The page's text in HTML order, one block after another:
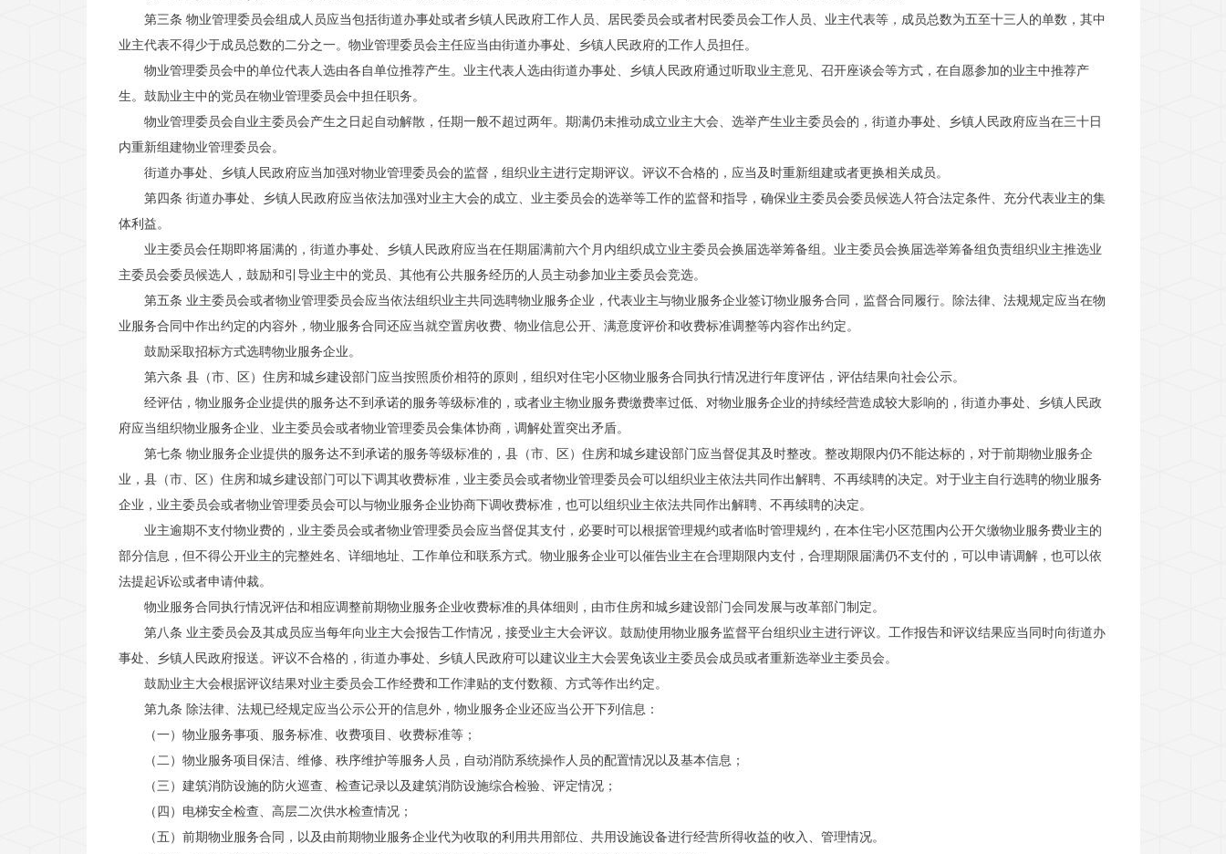
第三条 物业管理委员会组成人员应当包括街道办事处或者乡镇人民政府工作人员、居民委员会或者村民委员会工作人员、业主代表等，成员总数为五至十三人的单数，其中
业主代表不得少于成员总数的二分之一。物业管理委员会主任应当由街道办事处、乡镇人民政府的工作人员担任。
物业管理委员会中的单位代表人选由各自单位推荐产生。业主代表人选由街道办事处、乡镇人民政府通过听取业主意见、召开座谈会等方式，在自愿参加的业主中推荐产
生。鼓励业主中的党员在物业管理委员会中担任职务。
物业管理委员会自业主委员会产生之日起自动解散，任期一般不超过两年。期满仍未推动成立业主大会、选举产生业主委员会的，街道办事处、乡镇人民政府应当在三十日
内重新组建物业管理委员会。
街道办事处、乡镇人民政府应当加强对物业管理委员会的监督，组织业主进行定期评议。评议不合格的，应当及时重新组建或者更换相关成员。
第四条 街道办事处、乡镇人民政府应当依法加强对业主大会的成立、业主委员会的选举等工作的监督和指导，确保业主委员会委员候选人符合法定条件、充分代表业主的集
体利益。
业主委员会任期即将届满的，街道办事处、乡镇人民政府应当在任期届满前六个月内组织成立业主委员会换届选举筹备组。业主委员会换届选举筹备组负责组织业主推选业
主委员会委员候选人，鼓励和引导业主中的党员、其他有公共服务经历的人员主动参加业主委员会竞选。
第五条 业主委员会或者物业管理委员会应当依法组织业主共同选聘物业服务企业，代表业主与物业服务企业签订物业服务合同，监督合同履行。除法律、法规规定应当在物
业服务合同中作出约定的内容外，物业服务合同还应当就空置房收费、物业信息公开、满意度评价和收费标准调整等内容作出约定。
鼓励采取招标方式选聘物业服务企业。
第六条 县（市、区）住房和城乡建设部门应当按照质价相符的原则，组织对住宅小区物业服务合同执行情况进行年度评估，评估结果向社会公示。
经评估，物业服务企业提供的服务达不到承诺的服务等级标准的，或者业主物业服务费缴费率过低、对物业服务企业的持续经营造成较大影响的，街道办事处、乡镇人民政
府应当组织物业服务企业、业主委员会或者物业管理委员会集体协商，调解处置突出矛盾。
第七条 物业服务企业提供的服务达不到承诺的服务等级标准的，县（市、区）住房和城乡建设部门应当督促其及时整改。整改期限内仍不能达标的，对于前期物业服务企
业，县（市、区）住房和城乡建设部门可以下调其收费标准，业主委员会或者物业管理委员会可以组织业主依法共同作出解聘、不再续聘的决定。对于业主自行选聘的物业服务
企业，业主委员会或者物业管理委员会可以与物业服务企业协商下调收费标准，也可以组织业主依法共同作出解聘、不再续聘的决定。
业主逾期不支付物业费的，业主委员会或者物业管理委员会应当督促其支付，必要时可以根据管理规约或者临时管理规约，在本住宅小区范围内公开欠缴物业服务费业主的
部分信息，但不得公开业主的完整姓名、详细地址、工作单位和联系方式。物业服务企业可以催告业主在合理期限内支付，合理期限届满仍不支付的，可以申请调解，也可以依
法提起诉讼或者申请仲裁。
物业服务合同执行情况评估和相应调整前期物业服务企业收费标准的具体细则，由市住房和城乡建设部门会同发展与改革部门制定。
第八条 业主委员会及其成员应当每年向业主大会报告工作情况，接受业主大会评议。鼓励使用物业服务监督平台组织业主进行评议。工作报告和评议结果应当同时向街道办
事处、乡镇人民政府报送。评议不合格的，街道办事处、乡镇人民政府可以建议业主大会罢免该业主委员会成员或者重新选举业主委员会。
鼓励业主大会根据评议结果对业主委员会工作经费和工作津贴的支付数额、方式等作出约定。
第九条 除法律、法规已经规定应当公示公开的信息外，物业服务企业还应当公开下列信息：
（一）物业服务事项、服务标准、收费项目、收费标准等；
（二）物业服务项目保洁、维修、秩序维护等服务人员，自动消防系统操作人员的配置情况以及基本信息；
（三）建筑消防设施的防火巡查、检查记录以及建筑消防设施综合检验、评定情况；
（四）电梯安全检查、高层二次供水检查情况；
（五）前期物业服务合同，以及由前期物业服务企业代为收取的利用共用部位、共用设施设备进行经营所得收益的收入、管理情况。